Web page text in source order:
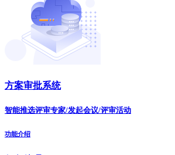
方案审批系统
智能推选评审专家/发起会议/评审活动
功能介绍